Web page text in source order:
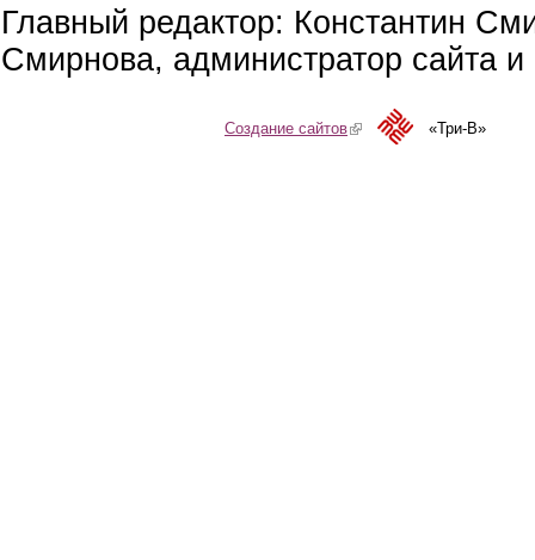
Главный редактор: Константин
Смирнова, администратор сайта
Создание сайтов(link is external)«Три-В»